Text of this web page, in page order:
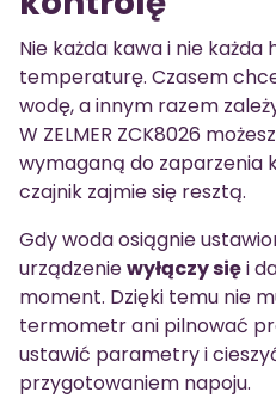
Nie każda kawa i nie
temperaturę. Czasem
wodę, a innym razem
W ZELMER ZCK8026 możesz
wymaganą do zaparzenia
czajnik zajmie się resztą.
Gdy woda osiągnie
urządzeniewyłączy sięi
moment. Dzięki temu nie
termometr ani pilnować
ustawić parametry i
przygotowaniem napoju.